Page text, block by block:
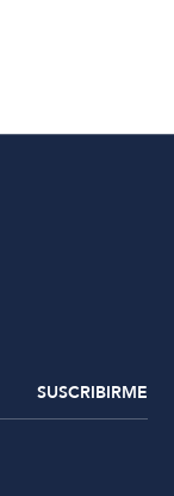
SUSCRIBIRME